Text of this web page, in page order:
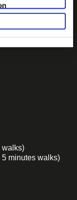
us about your
walks)
5 minutes walks)